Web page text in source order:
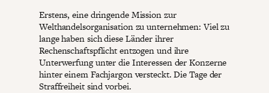
Erstens, eine dringende Mission zur
Welthandelsorganisation zu unternehmen: Viel zu
lange haben sich diese Länder ihrer
Rechenschaftspflicht entzogen und ihre
Unterwerfung unter die Interessen der Konzerne
hinter einem Fachjargon versteckt. Die Tage der
Straffreiheit sind vorbei.